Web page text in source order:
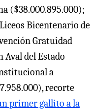
($38.000.895.000);
Bicentenario de
Gratuidad
Aval del Estado
a
recorte
primer gallito a la